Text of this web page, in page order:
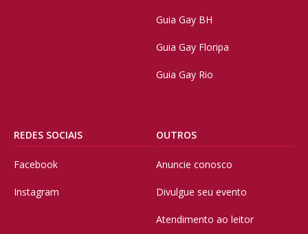
Guia Gay BH
Guia Gay Floripa
Guia Gay Rio
REDES SOCIAIS
Facebook
Instagram
OUTROS
Anuncie conosco
Divulgue seu evento
Atendimento ao leitor